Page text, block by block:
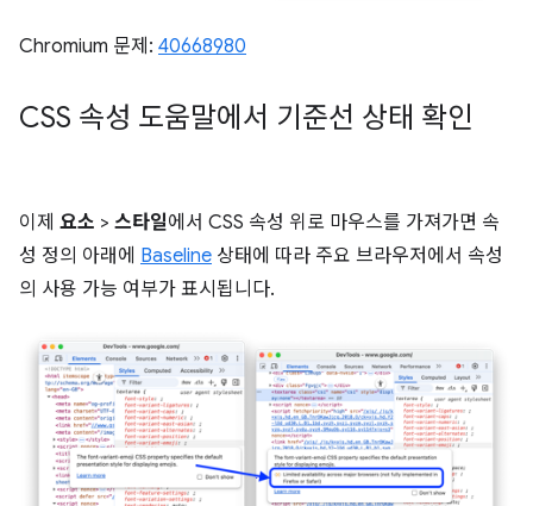
Chromium 문제: 40668980
CSS 속성 도움말에서 기준선 상태 확인
이제 요소 > 스타일에서 CSS 속성 위로 마우스를 가져가면 속
성 정의 아래에 Baseline 상태에 따라 주요 브라우저에서 속성
의 사용 가능 여부가 표시됩니다.